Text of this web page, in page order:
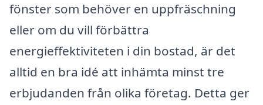
fönster som behöver en uppfräschning
eller om du vill förbättra
energieffektiviteten i din bostad, är det
alltid en bra idé att inhämta minst tre
erbjudanden från olika företag. Detta ger